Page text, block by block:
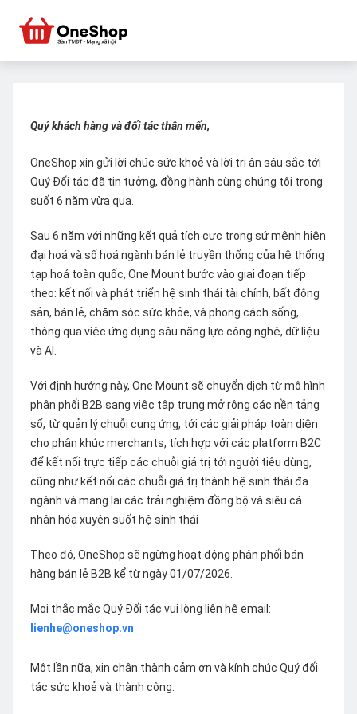
Quý khách hàng và đối tác thân mến,
OneShop xin gửi lời chúc sức khoẻ và lời tri ân sâu sắc tới
Quý Đối tác đã tin tưởng, đồng hành cùng chúng tôi trong
suốt 6 năm vừa qua.
Sau 6 năm với những kết quả tích cực trong sứ mệnh hiện
đại hoá và số hoá ngành bán lẻ truyền thống của hệ thống
tạp hoá toàn quốc, One Mount bước vào giai đoạn tiếp
theo: kết nối và phát triển hệ sinh thái tài chính, bất động
sản, bán lẻ, chăm sóc sức khỏe, và phong cách sống,
thông qua việc ứng dụng sâu năng lực công nghệ, dữ liệu
và AI.
Với định hướng này, One Mount sẽ chuyển dịch từ mô hình
phân phối B2B sang việc tập trung mở rộng các nền tảng
số, từ quản lý chuỗi cung ứng, tới các giải pháp toàn diện
cho phân khúc merchants, tích hợp với các platform B2C
để kết nối trực tiếp các chuỗi giá trị tới người tiêu dùng,
cũng như kết nối các chuỗi giá trị thành hệ sinh thái đa
ngành và mang lại các trải nghiệm đồng bộ và siêu cá
nhân hóa xuyên suốt hệ sinh thái
Theo đó, OneShop sẽ ngừng hoạt động phân phối bán
hàng bán lẻ B2B kể từ ngày 01/07/2026.
Mọi thắc mắc Quý Đối tác vui lòng liên hệ email:
lienhe@oneshop.vn
Một lần nữa, xin chân thành cảm ơn và kính chúc Quý đối
tác sức khoẻ và thành công.